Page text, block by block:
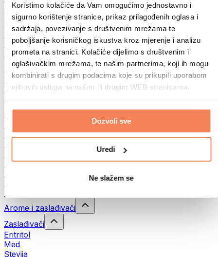
Koristimo kolačiće da Vam omogućimo jednostavno i
sigurno korištenje stranice, prikaz prilagođenih oglasa i
sadržaja, povezivanje s društvenim mrežama te
poboljšanje korisničkog iskustva kroz mjerenje i analizu
prometa na stranici. Kolačiće dijelimo s društvenim i
oglašivačkim mrežama, te našim partnerima, koji ih mogu
kombinirati s drugim podacima koje su prikupili uporabom
njihovih usluga na našim ili drugim WEB stranicama.
Dozvoli sve
Uredi
Ne slažem se
Ostalo
Maslac od oraha
100% namazi iz orašastih plodova
Slatki namazi od orašastih plodova
Proteinski namazi od orašastih plodova
Superfood
Zelena superhrana
Vlakna
Ostala superhrana
Grickalice
Suho meso
Proteinski čips
Ostali snackovi
Arome i zaslađivači
Zaslađivači
Eritritol
Med
Stevija